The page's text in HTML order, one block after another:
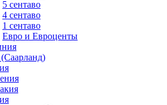
5 сентаво
4 сентаво
1 сентаво
Евро и Евроценты